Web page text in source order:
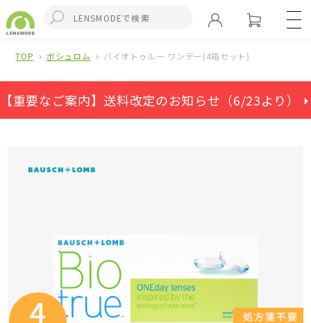
TOP ボシュロム バイオトゥルー ワンデー(4箱セット)
【重要なご案内】送料改定のお知らせ（6/23より） ⏵